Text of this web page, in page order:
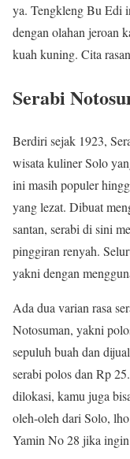
ya. Tengkleng Bu Edi
dengan olahan jeroan
kuah kuning. Cita
Serabi
Berdiri sejak 1923,
wisata kuliner Solo
ini masih populer
yang lezat. Dibuat
santan, serabi di sini
pinggiran renyah.
yakni dengan
Ada dua varian rasa
Notosuman, yakni
sepuluh buah dan
serabi polos dan Rp
dilokasi, kamu juga
oleh-oleh dari Solo,
Yamin No 28 jika